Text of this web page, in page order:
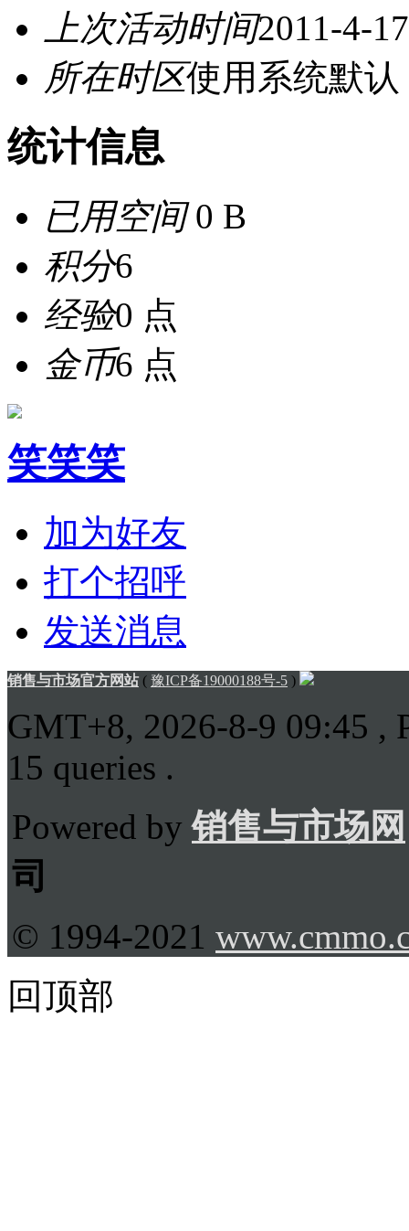
上次活动时间2011-4-
所在时区使用系统默认
统计信息
已用空间0 B
积分6
经验0 点
金币6 点
笑笑笑
加为好友
打个招呼
发送消息
销售与市场官方网站( 豫ICP备19000188号-5 )
GMT+8, 2026-8-9 09:45 ,
15 queries .
Powered by销售与市场网
司
© 1994-2021
回顶部